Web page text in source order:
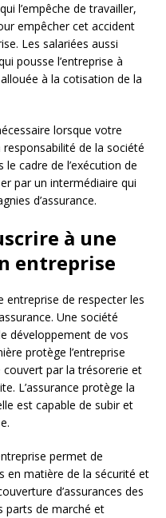
l’empêche de travailler,
empêcher cet accident
Les salariées aussi
pousse l’entreprise à
à la cotisation de la
lorsque votre
de la société
le cadre de l’exécution de
par un intermédiaire qui
d’assurance.
à une
entreprise
entreprise de respecter les
Une société
développement de vos
protège l’entreprise
par la trésorerie et
L’assurance protège la
est capable de subir et
permet de
en matière de la sécurité et
d’assurances des
parts de marché et